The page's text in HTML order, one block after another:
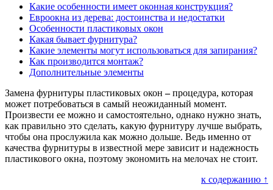
Какие особенности имеет оконная конструкция?
Евроокна из дерева: достоинства и недостатки
Особенности пластиковых окон
Какая бывает фурнитура?
Какие элементы могут использоваться для запирания?
Как производится монтаж?
Дополнительные элементы
Замена фурнитуры пластиковых окон –процедура, которая
может потребоваться в самый неожиданный момент.
Произвести ее можно и самостоятельно, однако нужно знать,
как правильно это сделать, какую фурнитуру лучше выбрать,
чтобы она прослужила как можно дольше. Ведь именно от
качества фурнитуры в известной мере зависит и надежность
пластикового окна, поэтому экономить на мелочах не стоит.
к содержанию ↑